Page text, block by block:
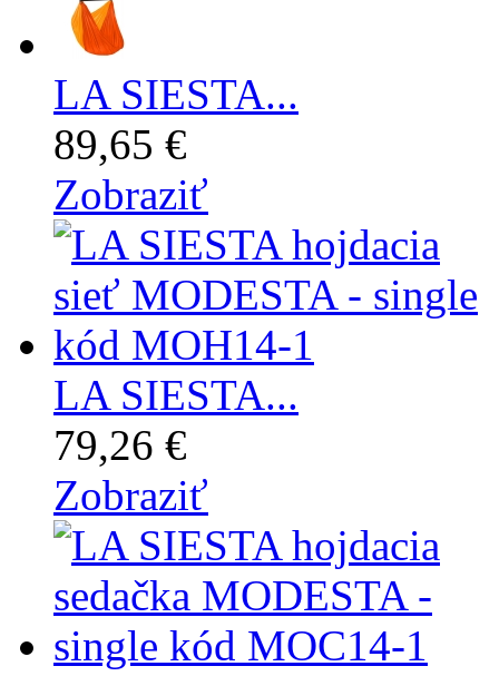
LA SIESTA...
89,65 €
Zobraziť
LA SIESTA...
79,26 €
Zobraziť